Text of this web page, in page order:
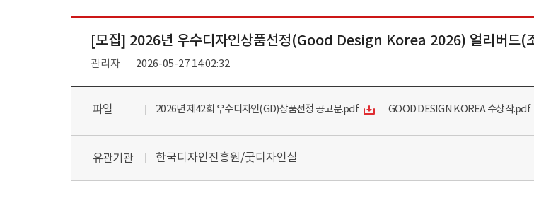
[모집] 2026년 우수디자인상품선정(Good Design Korea 2026) 얼리버드(
관리자 2026-05-27 14:02:32
파일 2026년 제42회 우수디자인(GD)상품선정 공고문.pdf GOOD DESIGN KOREA 수상작.pdf
유관기관 한국디자인진흥원/굿디자인실